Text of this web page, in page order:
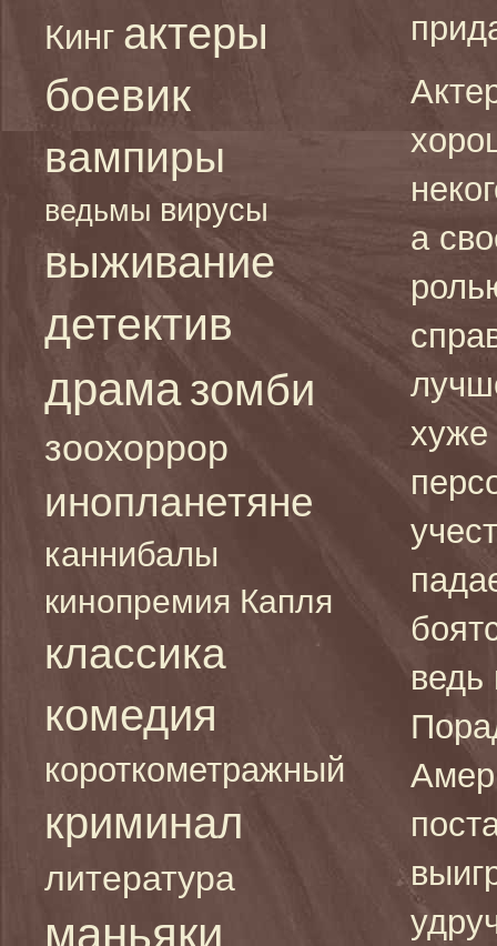
Кинг актеры
боевик
вампиры
ведьмы вирусы
выживание
детектив
драма зомби
зоохоррор
инопланетяне
каннибалы
кинопремия Капля
классика
комедия
короткометражный
криминал
литература
маньяки
а
хуже
ведь